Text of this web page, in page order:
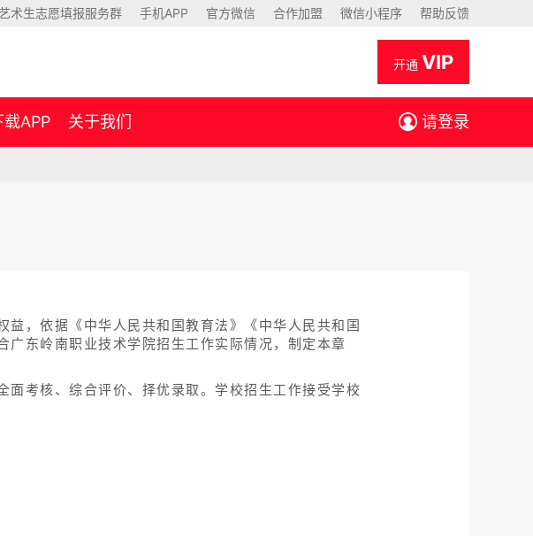
术生志愿填报服务群 手机APP 官方微信 合作加盟 微信小程序 帮助反馈
开通 VIP
载APP 关于我们 请登录
，依据《中华人民共和国教育法》《中华人民共和国
东岭南职业技术学院招生工作实际情况，制定本章
考核、综合评价、择优录取。学校招生工作接受学校